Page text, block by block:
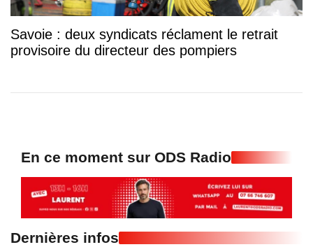
Savoie : deux syndicats réclament le retrait
provisoire du directeur des pompiers
En ce moment sur ODS Radio
Dernières infos